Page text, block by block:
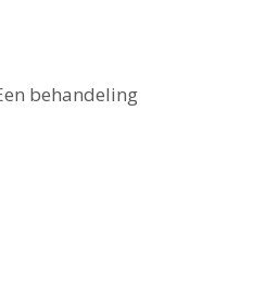
behandeling